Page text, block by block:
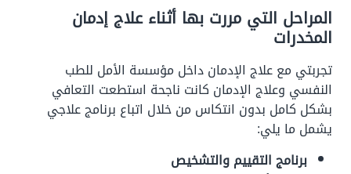
المراحل التي مررت بها أثناء علاج إدمان
المخدرات
تجربتي مع علاج الإدمان داخل مؤسسة الأمل للطب
النفسي وعلاج الإدمان كانت ناجحة استطعت التعافي
بشكل كامل بدون انتكاس من خلال اتباع برنامج علاجي
يشمل ما يلي:
برنامج التقييم والتشخيص